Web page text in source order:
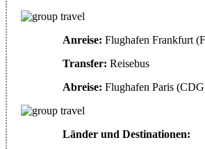
Anreise: Flughafen Frankfurt
Transfer: Reisebus
Abreise: Flughafen Paris
Länder und Destinationen: